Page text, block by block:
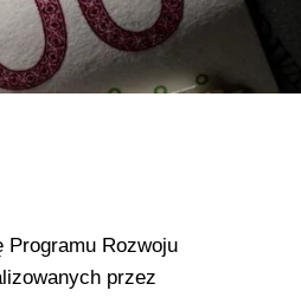
Programu Rozwoju
przez